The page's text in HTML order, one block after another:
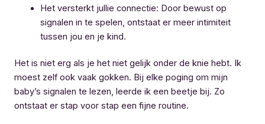
Het versterkt jullie connectie: Door bewust op
signalen in te spelen, ontstaat er meer intimiteit
tussen jou en je kind.
Het is niet erg als je het niet gelijk onder de knie hebt. Ik
moest zelf ook vaak gokken. Bij elke poging om mijn
baby’s signalen te lezen, leerde ik een beetje bij. Zo
ontstaat er stap voor stap een fijne routine.